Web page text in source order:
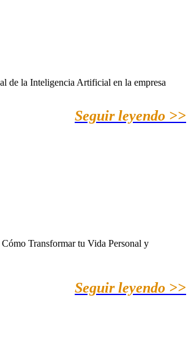
de la Inteligencia Artificial en la empresa
Seguir leyendo >>
Transformar tu Vida Personal y
Seguir leyendo >>